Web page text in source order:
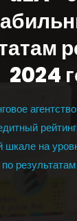
2024
шкале на